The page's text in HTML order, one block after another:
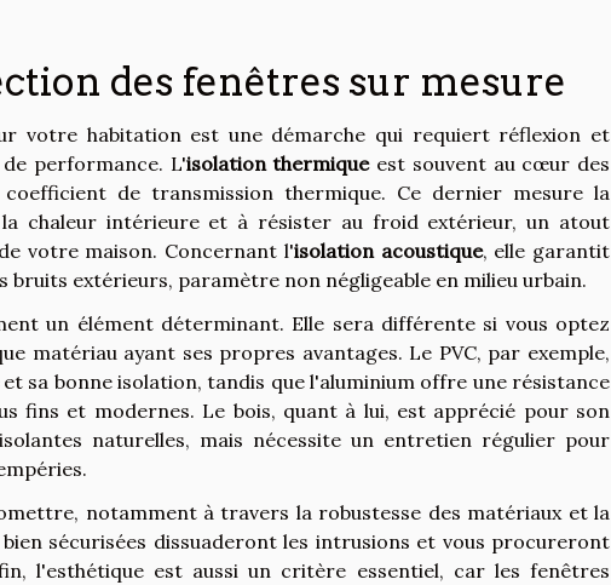
des fenêtres sur mesure
votre habitation est une démarche qui requiert réflexion et
performance. L'isolation thermiqueest souvent au cœur des
de transmission thermique. Ce dernier mesure la
chaleur intérieure et à résister au froid extérieur, un atout
votre maison. Concernant l'isolation acoustique, elle garantit
extérieurs, paramètre non négligeable en milieu urbain.
un élément déterminant. Elle sera différente si vous optez
matériau ayant ses propres avantages. Le PVC, par exemple,
sa bonne isolation, tandis que l'aluminium offre une résistance
fins et modernes. Le bois, quant à lui, est apprécié pour son
naturelles, mais nécessite un entretien régulier pour
notamment à travers la robustesse des matériaux et la
sécurisées dissuaderont les intrusions et vous procureront
l'esthétique est aussi un critère essentiel, car les fenêtres